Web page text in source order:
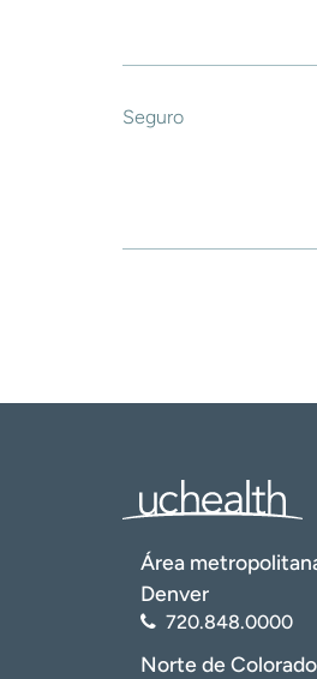
Seguro
Área
Denver
720.848.0000
Norte de Colorado